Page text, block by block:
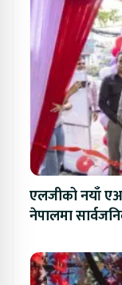
एलजीको नयाँ
नेपालमा